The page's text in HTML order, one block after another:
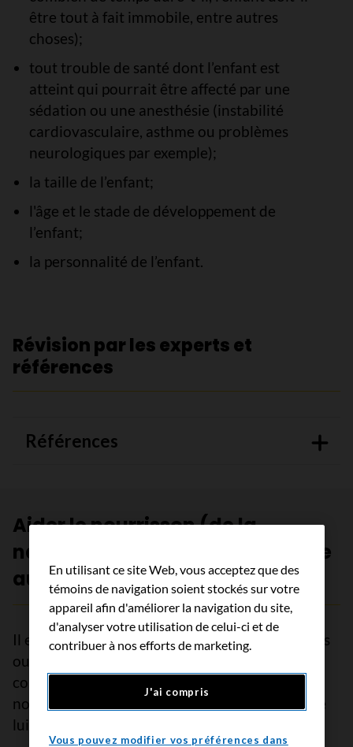
être tout à fait immobile, entre autres
choses);
tout trouble de santé dont l’enfant est
atteint qui pourrait être affecté par une
sédation ou une anesthésie (instabilité
cardiovasculaire, asthme ou problèmes
neurologiques par exemple);
la taille de l’enfant;
l'âge et le stade de développement de
l’enfant;
la personnalité de l’enfant.
Révision par les experts et
références
Références
Aider le nourrisson (de la
naissance à 12 mois) à faire face
aux tests et au traitement
Il est difficile de préparer le nourrisson aux tests
ou au traitement puisqu’il ne peut pas parler ou
comprendre des explications. On aide le plus le
nourrisson en étant présent et en s’occupant de
lui lors de l’intervention.
En utilisant ce site Web, vous acceptez que des
témoins de navigation soient stockés sur votre
appareil afin d'améliorer la navigation du site,
d'analyser votre utilisation de celui-ci et de
contribuer à nos efforts de marketing.
J'ai compris
Vous pouvez modifier vos préférences dans